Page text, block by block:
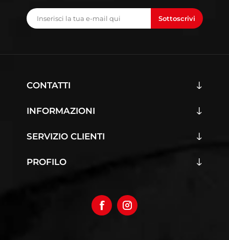
Sottoscrivi
CONTATTI
INFORMAZIONI
SERVIZIO CLIENTI
PROFILO